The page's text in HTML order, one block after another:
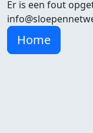
Er is een fout
Home